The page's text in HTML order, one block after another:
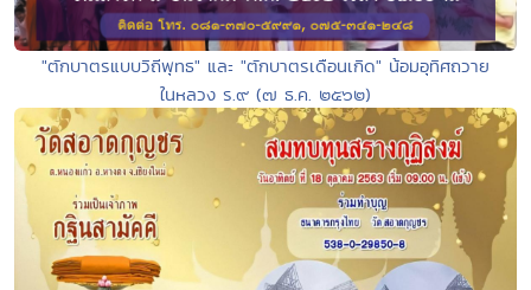
"ตักบาตรแบบวิถีพุทธ" และ "ตักบาตรเดือนเกิด" น้อมอุทิศถวาย
ในหลวง ร.๙ (๗ ธ.ค. ๒๕๖๒)